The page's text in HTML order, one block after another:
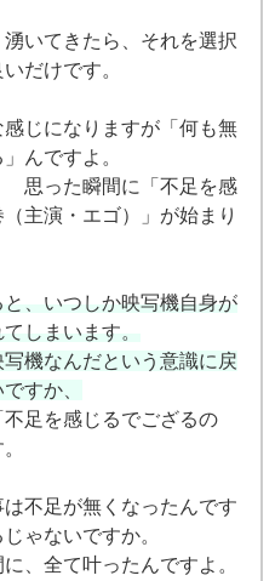
いてきたら、それを選択
だけです。
じになりますが「何も無
んですよ。
思った瞬間に「不足を感
主演・エゴ）」が始まり
、いつしか映写機自身が
しまいます。
機なんだという意識に戻
すか、
足を感じるでござるの
不足が無くなったんです
ゃないですか。
、全て叶ったんですよ。